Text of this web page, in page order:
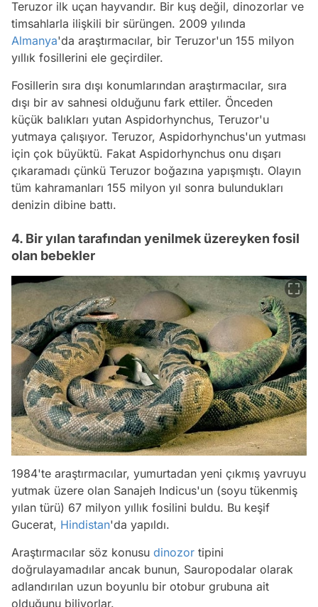
Teruzor ilk uçan hayvandır. Bir kuş değil, dinozorlar ve
timsahlarla ilişkili bir sürüngen. 2009 yılında
Almanya'da araştırmacılar, bir Teruzor'un 155 milyon
yıllık fosillerini ele geçirdiler.
Fosillerin sıra dışı konumlarından araştırmacılar, sıra
dışı bir av sahnesi olduğunu fark ettiler. Önceden
küçük balıkları yutan Aspidorhynchus, Teruzor'u
yutmaya çalışıyor. Teruzor, Aspidorhynchus'un yutması
için çok büyüktü. Fakat Aspidorhynchus onu dışarı
çıkaramadı çünkü Teruzor boğazına yapışmıştı. Olayın
tüm kahramanları 155 milyon yıl sonra bulundukları
denizin dibine battı.
4. Bir yılan tarafından yenilmek üzereyken fosil
olan bebekler
1984'te araştırmacılar, yumurtadan yeni çıkmış yavruyu
yutmak üzere olan Sanajeh Indicus'un (soyu tükenmiş
yılan türü) 67 milyon yıllık fosilini buldu. Bu keşif
Gucerat, Hindistan'da yapıldı.
Araştırmacılar söz konusu dinozor tipini
doğrulayamadılar ancak bunun, Sauropodalar olarak
adlandırılan uzun boyunlu bir otobur grubuna ait
olduğunu biliyorlar.